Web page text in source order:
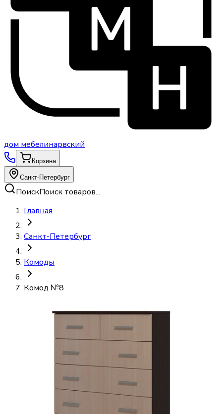
дом мебелинарвский
Корзина
Санкт-Петербург
ПоискПоиск товаров...
Главная
Санкт-Петербург
Комоды
Комод №8